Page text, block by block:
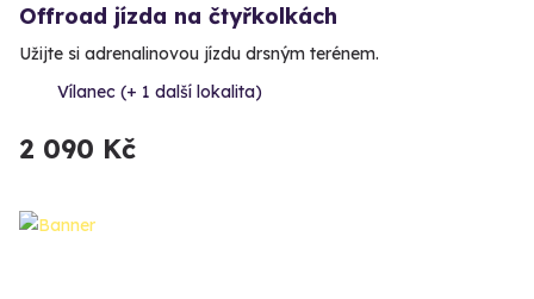
Offroad jízda na čtyřkolkách
Užijte si adrenalinovou jízdu drsným terénem.
Vílanec (+ 1 další lokalita)
2 090 Kč